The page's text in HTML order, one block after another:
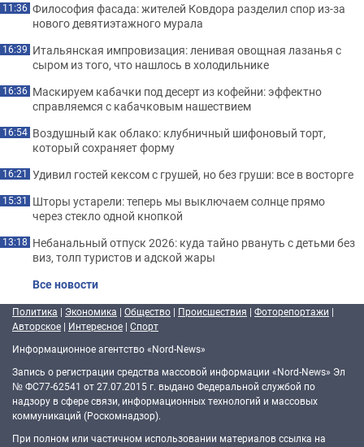
11:36 Философия фасада: жителей Ковдора разделил спор из-за
нового девятиэтажного мурала
16:39 Итальянская импровизация: ленивая овощная лазанья с
сыром из того, что нашлось в холодильнике
16:36 Маскируем кабачки под десерт из кофейни: эффектно
справляемся с кабачковым нашествием
16:54 Воздушный как облако: клубничный шифоновый торт,
который сохраняет форму
16:21 Удивил гостей кексом с грушей, но без груши: все в восторге
15:31 Шторы устарели: теперь мы выключаем солнце прямо
через стекло одной кнопкой
13:18 Небанальный отпуск 2026: куда тайно рвануть с детьми без
виз, толп туристов и адской жары
Все новости
Политика | Экономика | Общество | Происшествия | Фоторепортажи |
Авторское | Интересное | Спорт
Информационное агентство «Nord-News»
Запись о регистрации средства массовой информации «Nord-News» Эл
№ ФС77-62541 от 27.07.2015 г. выдано Федеральной службой по
надзору в сфере связи, информационных технологий и массовых
коммуникаций (Роскомнадзор).
При полном или частичном использовании материалов ссылка на